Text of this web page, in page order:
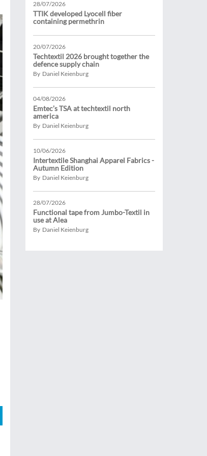
28/07/2026
TTIK developed Lyocell fiber
containing permethrin
20/07/2026
Techtextil 2026 brought together the
defence supply chain
By Daniel Keienburg
04/08/2026
Emtec’s TSA at techtextil north
america
By Daniel Keienburg
10/06/2026
Intertextile Shanghai Apparel Fabrics -
Autumn Edition
By Daniel Keienburg
28/07/2026
Functional tape from Jumbo-Textil in
use at Alea
By Daniel Keienburg